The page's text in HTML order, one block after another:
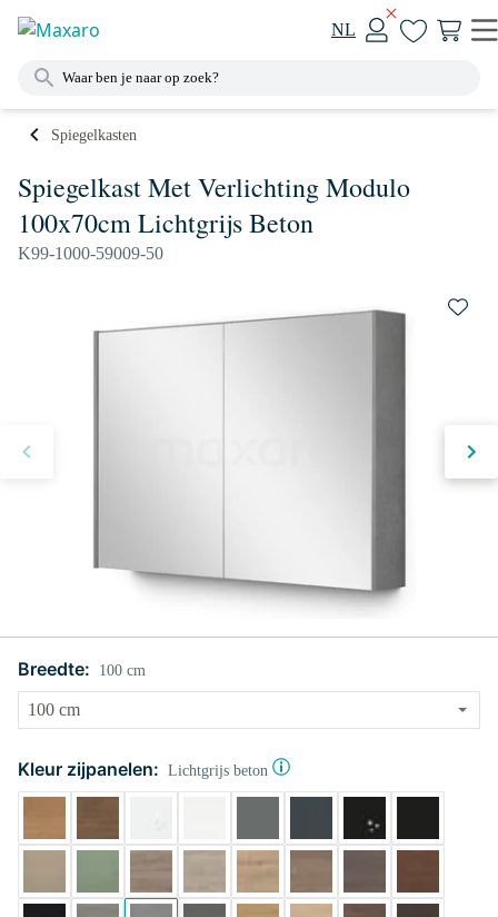
NL
Spiegelkasten
Spiegelkast Met Verlichting Modulo
100x70cm Lichtgrijs Beton
K99-1000-59009-50
Breedte: 100 cm
Kleur zijpanelen: Lichtgrijs beton